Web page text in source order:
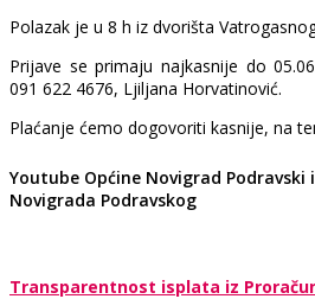
Polazak je u 8 h iz dvorišta
Prijave se primaju najkasnije do
091 622 4676, Ljiljana Horvatinović.
Plaćanje ćemo dogovoriti kasnije, na
Youtube Općine Novigrad
Novigrada Podravskog
Transparentnost isplata iz